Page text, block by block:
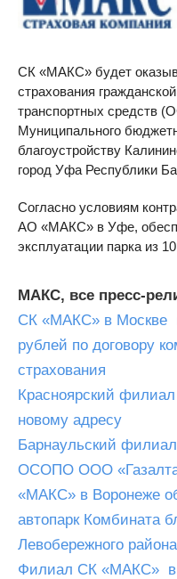
СК «МАКС» будет
страхования
транспортных средств
Муниципального
благоустройству
город Уфа Республики
Согласно условиям
АО «МАКС» в Уфе,
эксплуатации парка из
МАКС, все пресс-
СК «МАКС» в Москве
рублей по договору
страхования
Красноярский
новому адресу
Барнаульский
ОСОПО ООО
«МАКС» в Воронеже
автопарк Комбината
Левобережного района
Филиал СК «МАКС» в